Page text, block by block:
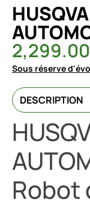
2,299.00
Sous réserve
DESCRIPTION
Robot